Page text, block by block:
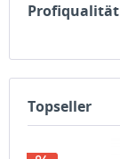
Profiqualität
Topseller